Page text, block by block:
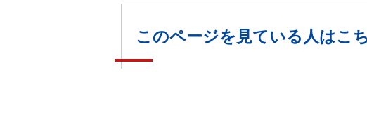
このページを見ている人はこ